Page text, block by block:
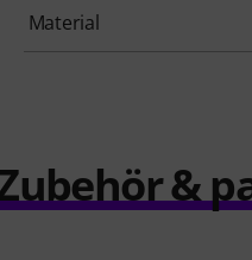
Material
&